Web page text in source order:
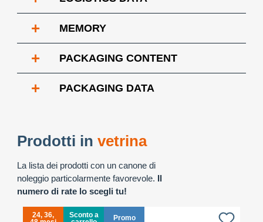
+ MEMORY
+ PACKAGING CONTENT
+ PACKAGING DATA
Prodotti in vetrina
La lista dei prodotti con un canone di
noleggio particolarmente favorevole. Il
numero di rate lo scegli tu!
24, 36,
Sconto a
Promo